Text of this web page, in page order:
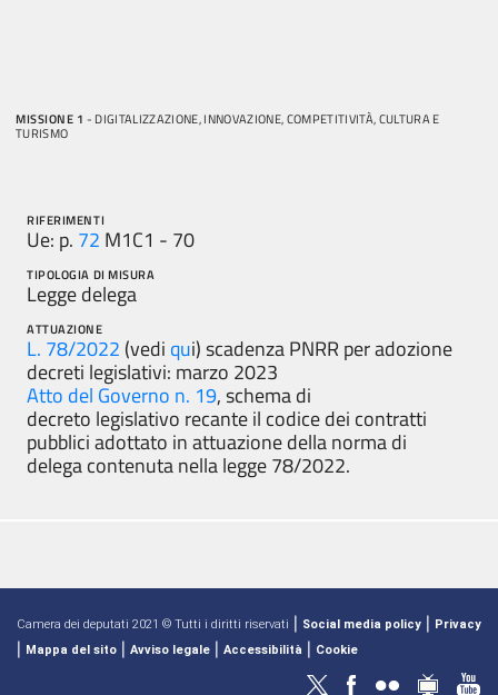
MISSIONE 1 - DIGITALIZZAZIONE, INNOVAZIONE, COMPETITIVITÀ, CULTURA E
TURISMO
RIFERIMENTI
Ue: p. 72 M1C1 - 70
TIPOLOGIA DI MISURA
Legge delega
ATTUAZIONE
L. 78/2022 (vedi qui) scadenza PNRR per adozione
decreti legislativi: marzo 2023
Atto del Governo n. 19, schema di
decreto legislativo recante il codice dei contratti
pubblici adottato in attuazione della norma di
delega contenuta nella legge 78/2022.
Camera dei deputati 2021 © Tutti i diritti riservati | Social media policy | Privacy
| Mappa del sito | Avviso legale | Accessibilità | Cookie